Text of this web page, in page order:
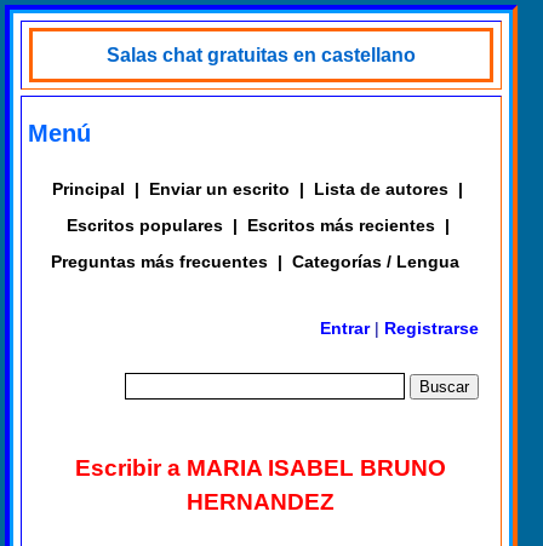
Salas chat gratuitas en castellano
Menú
Principal | Enviar un escrito | Lista de autores |
Escritos populares | Escritos más recientes |
Preguntas más frecuentes | Categorías / Lengua
Entrar| Registrarse
Escribir a MARIA ISABEL BRUNO
HERNANDEZ